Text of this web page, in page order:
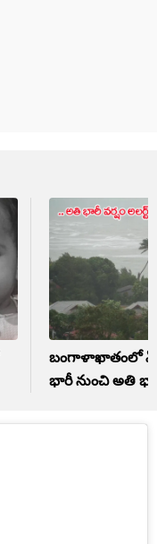
బంగాళాఖాతంలో
భారీ నుంచి అతి